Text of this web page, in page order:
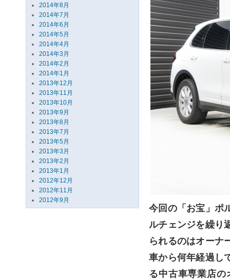
2014年8月
2014年7月
2014年6月
2014年5月
2014年4月
2014年3月
2014年2月
2014年1月
2013年12月
2013年11月
2013年10月
2013年9月
2013年8月
2013年7月
2013年5月
2013年3月
2013年2月
2013年1月
2012年12月
2012年11月
2012年9月
今回の「お宝」ポ
ルチェンジを繰り
られるのはオーナ
車から何年経過し
る中古車専業店